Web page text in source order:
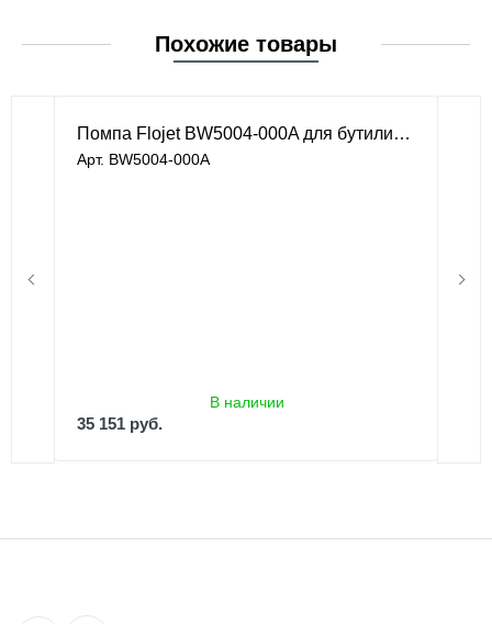
Похожие товары
Помпа Flojet BW5004-000A для бутилированной воды
Арт. BW5004-000A
В наличии
35 151 руб.